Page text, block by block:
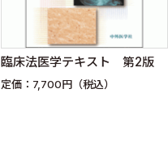
臨床法医学テキスト 第2版
定価：7,700円（税込）